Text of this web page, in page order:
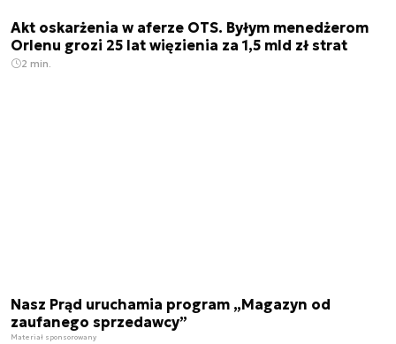
Akt oskarżenia w aferze OTS. Byłym menedżerom
Orlenu grozi 25 lat więzienia za 1,5 mld zł strat
2 min.
Nasz Prąd uruchamia program „Magazyn od
zaufanego sprzedawcy”
Materiał sponsorowany